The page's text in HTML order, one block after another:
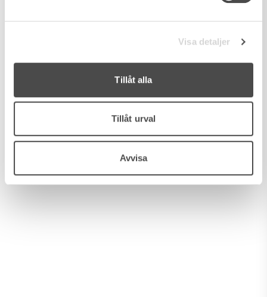
Visa detaljer
Tillåt alla
Tillåt urval
Avvisa
MÁLAGA, MARBELLA